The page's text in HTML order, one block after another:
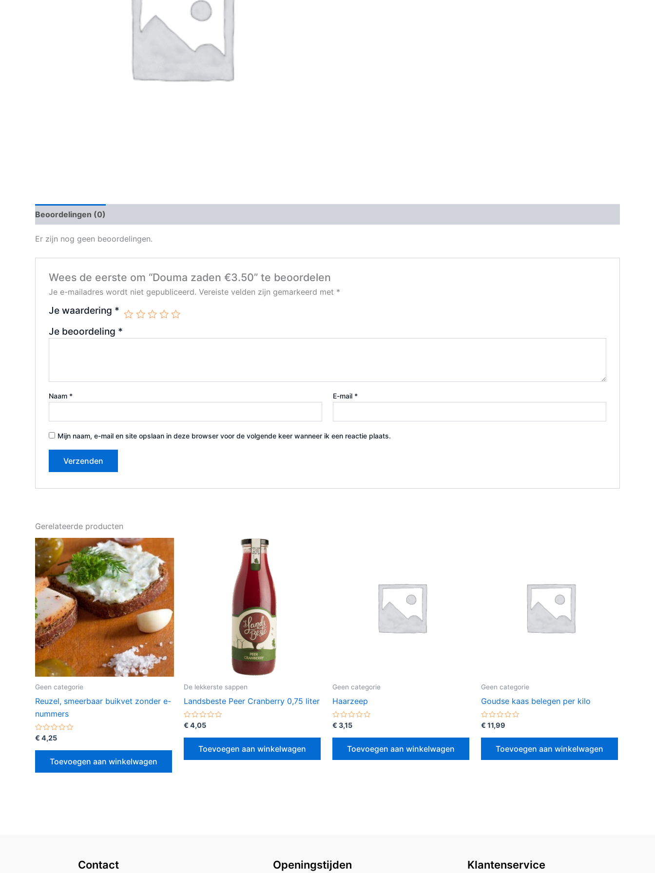
Beoordelingen (0)
Er zijn nog geen beoordelingen.
Wees de eerste om “Douma zaden €3.50” te beoordelen
Je e-mailadres wordt niet gepubliceerd. Vereiste velden zijn gemarkeerd met *
Je waardering *
Je beoordeling *
Naam * E-mail *
Mijn naam, e-mail en site opslaan in deze browser voor de volgende keer wanneer ik een reactie plaats.
Gerelateerde producten
Geen categorie
Reuzel, smeerbaar buikvet zonder e-
nummers
Gewaardeerd
uit
€ 4,25
Toevoegen aan winkelwagen
De lekkerste sappen
Landsbeste Peer Cranberry 0,75 liter
Gewaardeerd
uit
€ 4,05
Toevoegen aan winkelwagen
Geen categorie
Haarzeep
Gewaardeerd
uit
€ 3,15
Toevoegen aan winkelwagen
Geen categorie
Goudse kaas belegen per kilo
Gewaardeerd
uit
€ 11,99
Toevoegen aan winkelwagen
Contact Openingstijden Klantenservice